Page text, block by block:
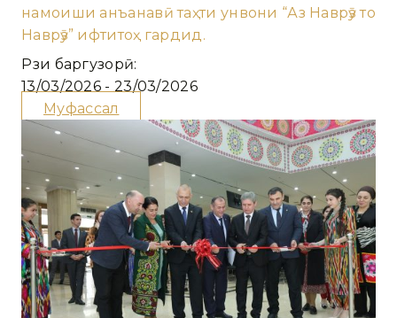
намоиши анъанавӣ таҳти унвони “Аз Наврӯз то
Наврӯз” ифтитоҳ гардид.
Рӯзи баргузорӣ:
13/03/2026 - 23/03/2026
Муфассал